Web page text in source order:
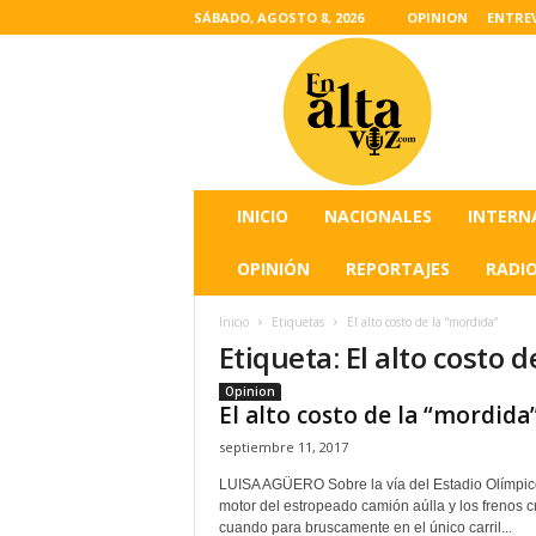
SÁBADO, AGOSTO 8, 2026 OPINION
INICIO NACIONALES
OPINIÓN REPORTAJES
Inicio Etiquetas El alto costo de la “mordida”
Etiqueta: El alto costo
Opinion
El alto costo de la
septiembre 11, 2017
LUISA AGÜERO Sobre la vía del Estadio
motor del estropeado camión aúlla y los frenos
cuando para bruscamente en el único carril...